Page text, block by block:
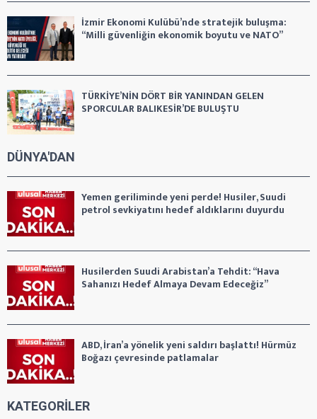
İzmir Ekonomi Kulübü’nde stratejik buluşma:
“Milli güvenliğin ekonomik boyutu ve NATO”
TÜRKİYE’NİN DÖRT BİR YANINDAN GELEN
SPORCULAR BALIKESİR’DE BULUŞTU
DÜNYA'DAN
Yemen geriliminde yeni perde! Husiler, Suudi
petrol sevkiyatını hedef aldıklarını duyurdu
Husilerden Suudi Arabistan’a Tehdit: “Hava
Sahanızı Hedef Almaya Devam Edeceğiz”
ABD, İran’a yönelik yeni saldırı başlattı! Hürmüz
Boğazı çevresinde patlamalar
KATEGORİLER